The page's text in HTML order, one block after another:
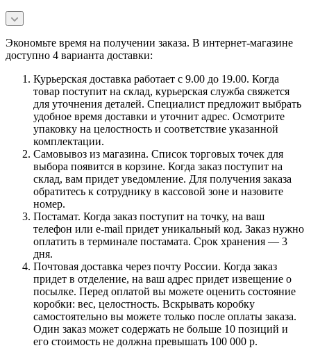
Экономьте время на получении заказа. В интернет-магазине
доступно 4 варианта доставки:
Курьерская доставка работает с 9.00 до 19.00. Когда
товар поступит на склад, курьерская служба свяжется
для уточнения деталей. Специалист предложит выбрать
удобное время доставки и уточнит адрес. Осмотрите
упаковку на целостность и соответствие указанной
комплектации.
Самовывоз из магазина. Список торговых точек для
выбора появится в корзине. Когда заказ поступит на
склад, вам придет уведомление. Для получения заказа
обратитесь к сотруднику в кассовой зоне и назовите
номер.
Постамат. Когда заказ поступит на точку, на ваш
телефон или e-mail придет уникальный код. Заказ нужно
оплатить в терминале постамата. Срок хранения — 3
дня.
Почтовая доставка через почту России. Когда заказ
придет в отделение, на ваш адрес придет извещение о
посылке. Перед оплатой вы можете оценить состояние
коробки: вес, целостность. Вскрывать коробку
самостоятельно вы можете только после оплаты заказа.
Один заказ может содержать не больше 10 позиций и
его стоимость не должна превышать 100 000 р.